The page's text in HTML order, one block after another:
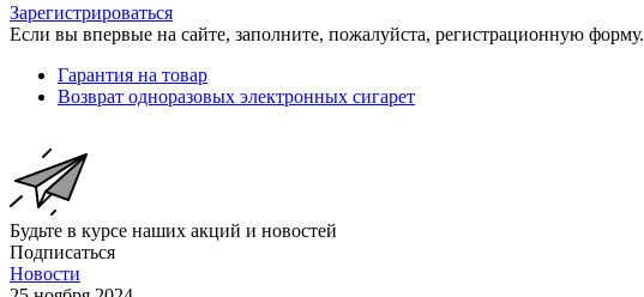
Зарегистрироваться
Если вы впервые на сайте, заполните, пожалуйста, регистрационную форму.
Гарантия на товар
Возврат одноразовых электронных сигарет
Будьте в курсе наших акций и новостей
Подписаться
Новости